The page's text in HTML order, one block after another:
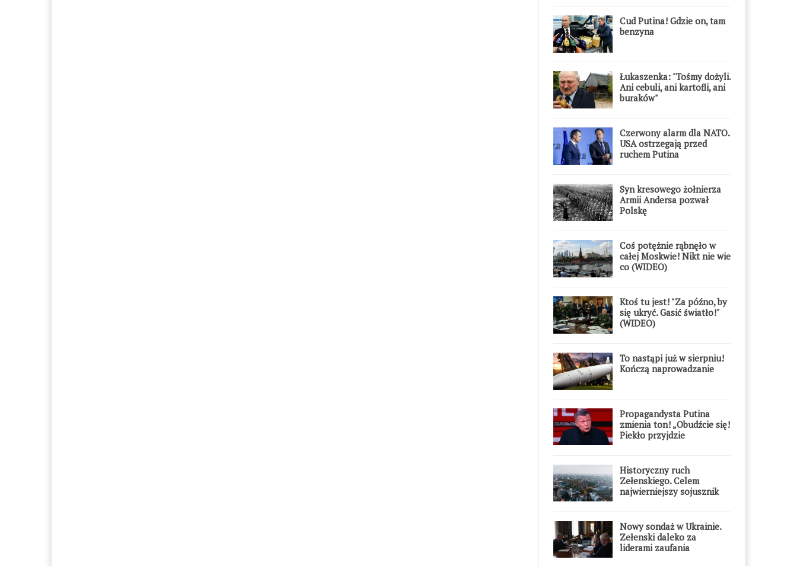
Cud Putina! Gdzie on, tam
benzyna
Łukaszenka: "Tośmy dożyli.
Ani cebuli, ani kartofli, ani
buraków"
Czerwony alarm dla NATO.
USA ostrzegają przed
ruchem Putina
Syn kresowego żołnierza
Armii Andersa pozwał
Polskę
Coś potężnie rąbnęło w
całej Moskwie! Nikt nie wie
co (WIDEO)
Ktoś tu jest! "Za późno, by
się ukryć. Gasić światło!"
(WIDEO)
To nastąpi już w sierpniu!
Kończą naprowadzanie
Propagandysta Putina
zmienia ton! „Obudźcie się!
Piekło przyjdzie
Historyczny ruch
Zełenskiego. Celem
najwierniejszy sojusznik
Nowy sondaż w Ukrainie.
Zełenski daleko za
liderami zaufania